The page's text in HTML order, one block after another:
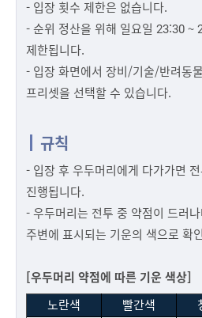
- 입장 횟수 제한은 없습니다.
- 순위 정산을 위해 일요일 23:30 ~
제한됩니다.
- 입장 화면에서 장비/기술/반려동
프리셋을 선택할 수 있습니다.
규칙
- 입장 후 우두머리에게 다가가면
진행됩니다.
- 우두머리는 전투 중 약점이 드러
주변에 표시되는 기운의 색으로 확
[우두머리 약점에 따른 기운 색상]
노란색
빨간색